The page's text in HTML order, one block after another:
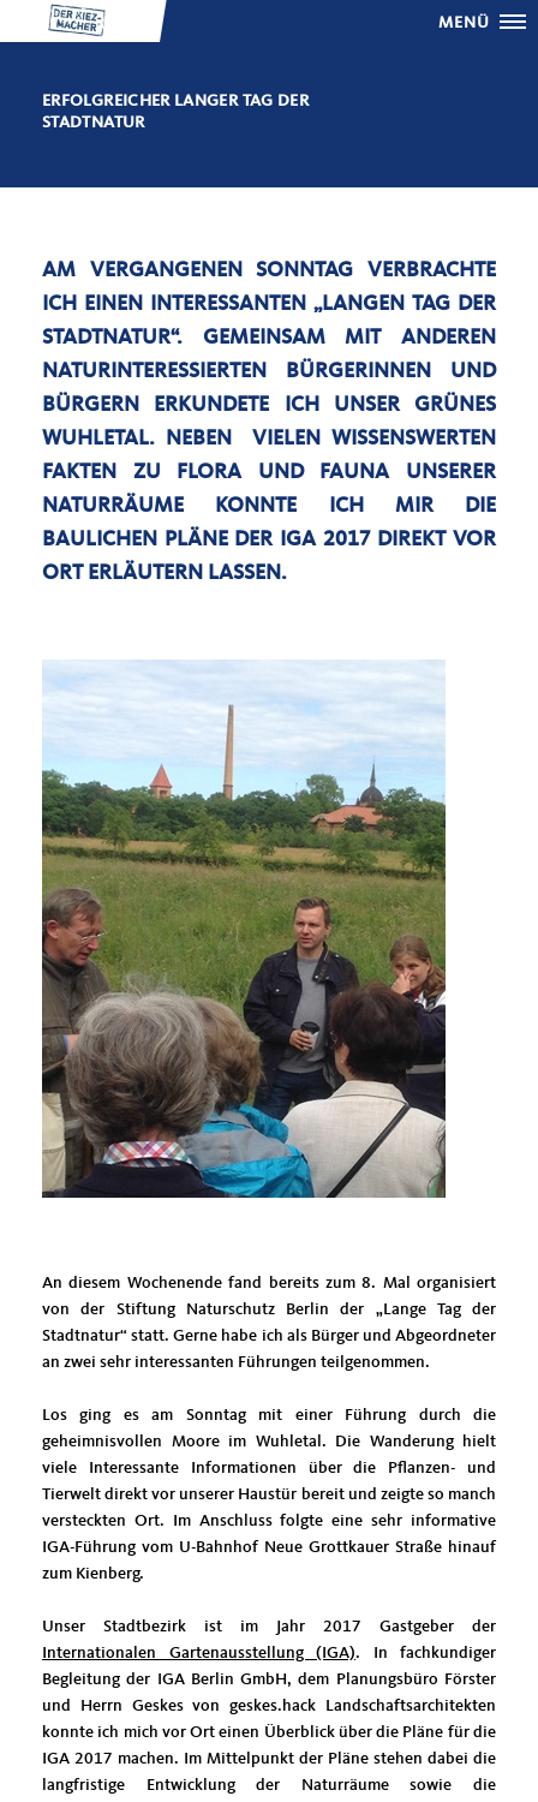
MENÜ
ERFOLGREICHER LANGER TAG DER
STADTNATUR
AM VERGANGENEN SONNTAG VERBRACHTE
ICH EINEN INTERESSANTEN „LANGEN TAG DER
STADTNATUR“. GEMEINSAM MIT ANDEREN
NATURINTERESSIERTEN BÜRGERINNEN UND
BÜRGERN ERKUNDETE ICH UNSER GRÜNES
WUHLETAL. NEBEN VIELEN WISSENSWERTEN
FAKTEN ZU FLORA UND FAUNA UNSERER
NATURRÄUME KONNTE ICH MIR DIE
BAULICHEN PLÄNE DER IGA 2017 DIREKT VOR
ORT ERLÄUTERN LASSEN.
An diesem Wochenende fand bereits zum 8. Mal organisiert
von der Stiftung Naturschutz Berlin der „Lange Tag der
Stadtnatur“ statt. Gerne habe ich als Bürger und Abgeordneter
an zwei sehr interessanten Führungen teilgenommen.
Los ging es am Sonntag mit einer Führung durch die
geheimnisvollen Moore im Wuhletal. Die Wanderung hielt
viele Interessante Informationen über die Pflanzen- und
Tierwelt direkt vor unserer Haustür bereit und zeigte so manch
versteckten Ort. Im Anschluss folgte eine sehr informative
IGA-Führung vom U-Bahnhof Neue Grottkauer Straße hinauf
zum Kienberg.
Unser Stadtbezirk ist im Jahr 2017 Gastgeber der
Internationalen Gartenausstellung (IGA). In fachkundiger
Begleitung der IGA Berlin GmbH, dem Planungsbüro Förster
und Herrn Geskes von geskes.hack Landschaftsarchitekten
konnte ich mich vor Ort einen Überblick über die Pläne für die
IGA 2017 machen. Im Mittelpunkt der Pläne stehen dabei die
langfristige Entwicklung der Naturräume sowie die